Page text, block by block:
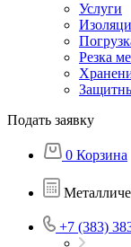
Услуги
Резка
Подать заявку
0 Корзина
+7 (383)